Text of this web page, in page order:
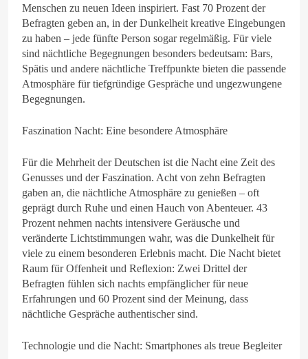
Menschen zu neuen Ideen inspiriert. Fast 70 Prozent der
Befragten geben an, in der Dunkelheit kreative Eingebungen
zu haben – jede fünfte Person sogar regelmäßig. Für viele
sind nächtliche Begegnungen besonders bedeutsam: Bars,
Spätis und andere nächtliche Treffpunkte bieten die passende
Atmosphäre für tiefgründige Gespräche und ungezwungene
Begegnungen.
Faszination Nacht: Eine besondere Atmosphäre
Für die Mehrheit der Deutschen ist die Nacht eine Zeit des
Genusses und der Faszination. Acht von zehn Befragten
gaben an, die nächtliche Atmosphäre zu genießen – oft
geprägt durch Ruhe und einen Hauch von Abenteuer. 43
Prozent nehmen nachts intensivere Geräusche und
veränderte Lichtstimmungen wahr, was die Dunkelheit für
viele zu einem besonderen Erlebnis macht. Die Nacht bietet
Raum für Offenheit und Reflexion: Zwei Drittel der
Befragten fühlen sich nachts empfänglicher für neue
Erfahrungen und 60 Prozent sind der Meinung, dass
nächtliche Gespräche authentischer sind.
Technologie und die Nacht: Smartphones als treue Begleiter